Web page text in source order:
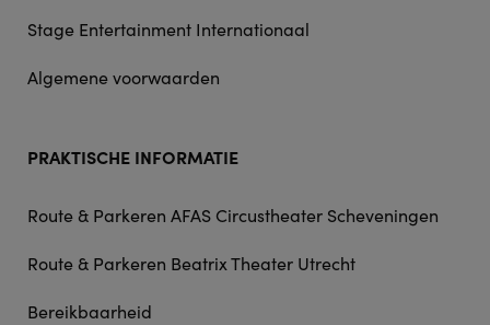
Stage Entertainment Internationaal
Algemene voorwaarden
PRAKTISCHE INFORMATIE
Route & Parkeren AFAS Circustheater Scheveningen
Route & Parkeren Beatrix Theater Utrecht
Bereikbaarheid